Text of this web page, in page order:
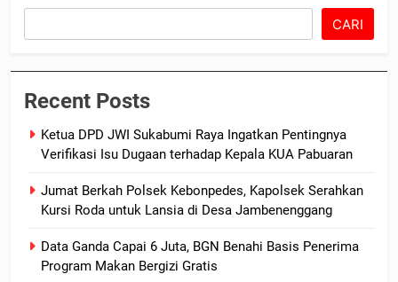
CARI
Recent Posts
Ketua DPD JWI Sukabumi Raya Ingatkan Pentingnya
Verifikasi Isu Dugaan terhadap Kepala KUA Pabuaran
Jumat Berkah Polsek Kebonpedes, Kapolsek Serahkan
Kursi Roda untuk Lansia di Desa Jambenenggang
Data Ganda Capai 6 Juta, BGN Benahi Basis Penerima
Program Makan Bergizi Gratis